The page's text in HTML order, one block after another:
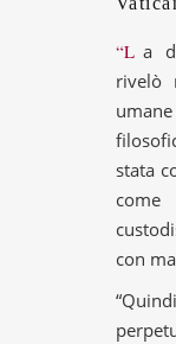
“La dottrina della fede che Dio
rivelò
stata
come
con